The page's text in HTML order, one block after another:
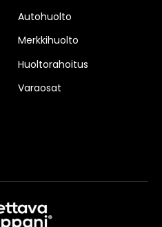
Autohuolto
Merkkihuolto
Huoltorahoitus
Varaosat